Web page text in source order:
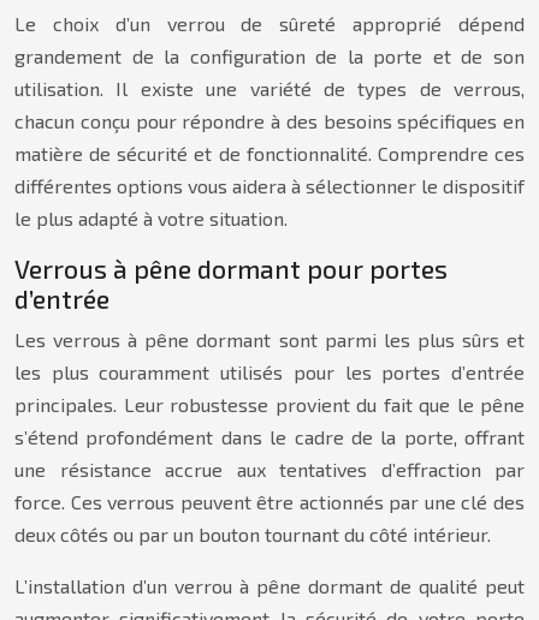
Le choix d’un verrou de sûreté approprié dépend
grandement de la configuration de la porte et de son
utilisation. Il existe une variété de types de verrous,
chacun conçu pour répondre à des besoins spécifiques en
matière de sécurité et de fonctionnalité. Comprendre ces
différentes options vous aidera à sélectionner le dispositif
le plus adapté à votre situation.
Verrous à pêne dormant pour portes
d’entrée
Les verrous à pêne dormant sont parmi les plus sûrs et
les plus couramment utilisés pour les portes d’entrée
principales. Leur robustesse provient du fait que le pêne
s’étend profondément dans le cadre de la porte, offrant
une résistance accrue aux tentatives d’effraction par
force. Ces verrous peuvent être actionnés par une clé des
deux côtés ou par un bouton tournant du côté intérieur.
L’installation d’un verrou à pêne dormant de qualité peut